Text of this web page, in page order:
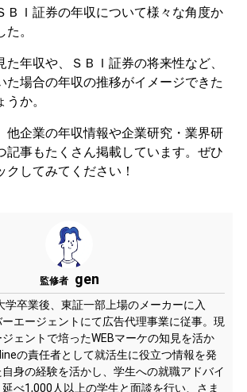
ＢＩ証券の年収について様々な角度か
。
た年収や、ＳＢＩ証券の将来性など、
た場合の年収の推移がイメージできた
か。
他企業の年収情報や企業研究・業界研
記事もたくさん掲載しています。ぜひ
してみてください！
監修者 gen
学卒業後、東証一部上場のメーカーに入
エージェントにて広告代理事業に従事。現
ェントで培ったWEBマーケの知見を活か
の責任者として就活生に役立つ情報を発
身の経験を活かし、学生への就職アドバイ
べ1,000人以上の学生と面談を行い、さま